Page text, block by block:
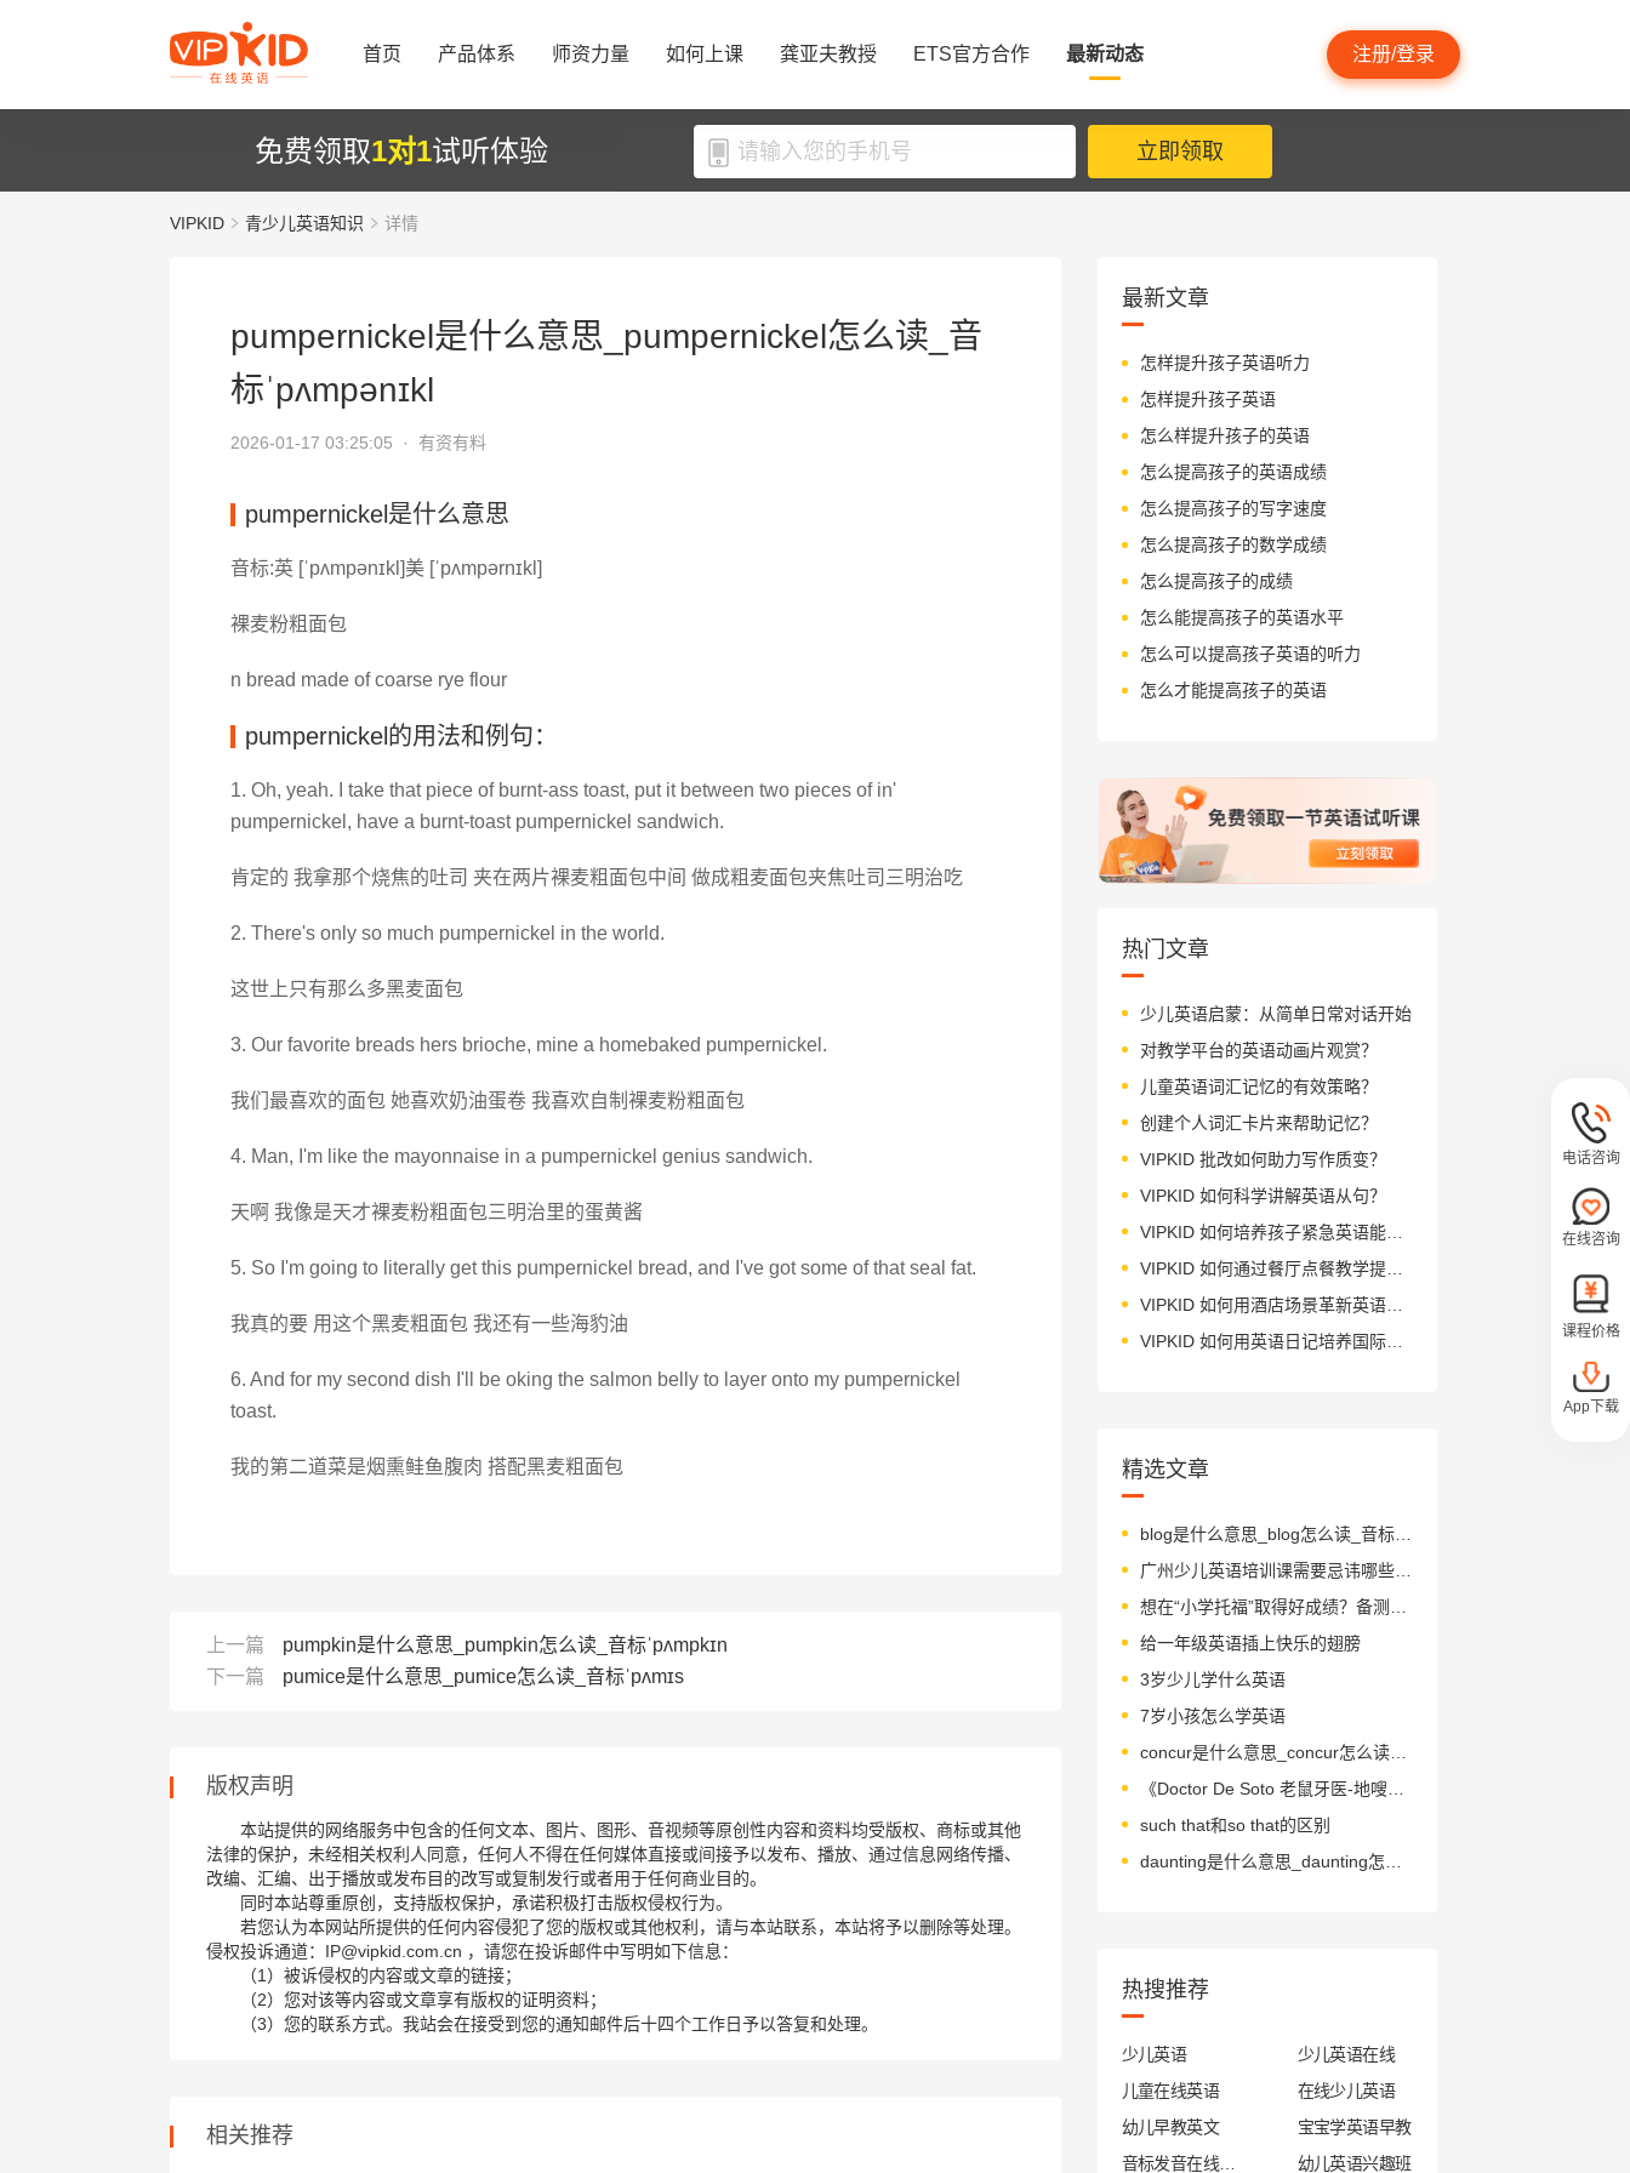
首页 产品体系 师资力量 如何上课 龚亚夫教授 ETS官方合作 最新动态 注册/登录
免费领取1对1试听体验 立即领取
VIPKID 青少儿英语知识 详情
pumpernickel是什么意思_pumpernickel怎么读_音
标ˈpʌmpənɪkl
2026-01-17 03:25:05 · 有资有料
pumpernickel是什么意思
音标:英 [ˈpʌmpənɪkl]美 [ˈpʌmpərnɪkl]
裸麦粉粗面包
n bread made of coarse rye flour
pumpernickel的用法和例句：
1. Oh, yeah. I take that piece of burnt‐ass toast, put it between two pieces of in'
pumpernickel, have a burnt‐toast pumpernickel sandwich.
肯定的 我拿那个烧焦的吐司 夹在两片裸麦粗面包中间 做成粗麦面包夹焦吐司三明治吃
2. There's only so much pumpernickel in the world.
这世上只有那么多黑麦面包
3. Our favorite breads hers brioche, mine a homebaked pumpernickel.
我们最喜欢的面包 她喜欢奶油蛋卷 我喜欢自制裸麦粉粗面包
4. Man, I'm like the mayonnaise in a pumpernickel genius sandwich.
天啊 我像是天才裸麦粉粗面包三明治里的蛋黄酱
5. So I'm going to literally get this pumpernickel bread, and I've got some of that seal fat.
我真的要 用这个黑麦粗面包 我还有一些海豹油
6. And for my second dish I'll be oking the salmon belly to layer onto my pumpernickel
toast.
我的第二道菜是烟熏鲑鱼腹肉 搭配黑麦粗面包
上一篇
pumpkin是什么意思_pumpkin怎么读_音标ˈpʌmpkɪn
下一篇
pumice是什么意思_pumice怎么读_音标ˈpʌmɪs
版权声明
本站提供的网络服务中包含的任何文本、图片、图形、音视频等原创性内容和资料均受版权、商标或其他
法律的保护，未经相关权利人同意，任何人不得在任何媒体直接或间接予以发布、播放、通过信息网络传播、
改编、汇编、出于播放或发布目的改写或复制发行或者用于任何商业目的。
同时本站尊重原创，支持版权保护，承诺积极打击版权侵权行为。
若您认为本网站所提供的任何内容侵犯了您的版权或其他权利，请与本站联系，本站将予以删除等处理。
侵权投诉通道：IP@vipkid.com.cn ，请您在投诉邮件中写明如下信息：
（1）被诉侵权的内容或文章的链接；
（2）您对该等内容或文章享有版权的证明资料；
（3）您的联系方式。我站会在接受到您的通知邮件后十四个工作日予以答复和处理。
相关推荐
最新文章
怎样提升孩子英语听力
怎样提升孩子英语
怎么样提升孩子的英语
怎么提高孩子的英语成绩
怎么提高孩子的写字速度
怎么提高孩子的数学成绩
怎么提高孩子的成绩
怎么能提高孩子的英语水平
怎么可以提高孩子英语的听力
怎么才能提高孩子的英语
热门文章
少儿英语启蒙：从简单日常对话开始
对教学平台的英语动画片观赏？
儿童英语词汇记忆的有效策略？
创建个人词汇卡片来帮助记忆？
VIPKID 批改如何助力写作质变？
VIPKID 如何科学讲解英语从句？
VIPKID 如何培养孩子紧急英语能力？
VIPKID 如何通过餐厅点餐教学提升少儿英语应用能力？
VIPKID 如何用酒店场景革新英语教学？
VIPKID 如何用英语日记培养国际化人才？
精选文章
blog是什么意思_blog怎么读_音标blɒg
广州少儿英语培训课需要忌讳哪些东西
给一年级英语插上快乐的翅膀
3岁少儿学什么英语
7岁小孩怎么学英语
concur是什么意思_concur怎么读_音标kən'kɜ-(r)
such that和so that的区别
热搜推荐
少儿英语
少儿英语在线
儿童在线英语
在线少儿英语
幼儿早教英文
宝宝学英语早教
幼儿英语兴趣班
电话咨询
在线咨询
课程价格
App下载